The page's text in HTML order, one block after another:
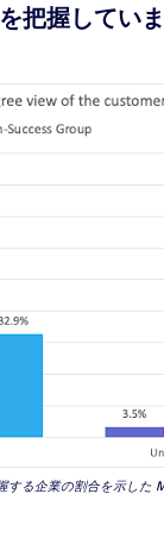
把握してい
る企業の割合を示した